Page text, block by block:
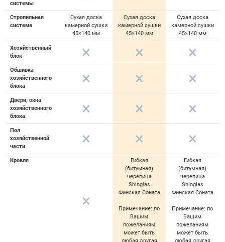
системы
Стропильная
система
Сухая доска
камерной сушки
45×140 мм
Сухая доска
камерной сушки
45×140 мм
Сухая доска
камерной сушки
45×140 мм
Хозяйственный
блок
Обшивка
хозяйственного
блока
Двери, окна
хозяйственного
блока
Пол
хозяйственной
части
Кровля
Гибкая
(битумная)
черепица
Shinglas
Финская Соната
Примечание: по
Вашим
пожеланиям
может быть
Гибкая
(битумная)
черепица
Shinglas
Финская Соната
Примечание: по
Вашим
пожеланиям
может быть